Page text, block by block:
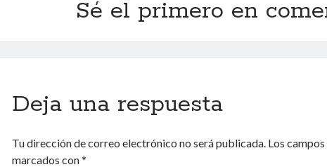
Sé el primero en
Deja una respuesta
Tu dirección de correo electrónico no será publicada. Los
marcados con*